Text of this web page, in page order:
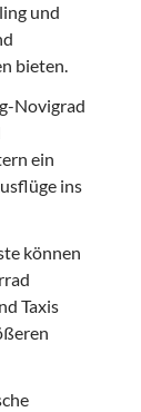
und
bieten.
Novigrad
ein
ins
können
Taxis